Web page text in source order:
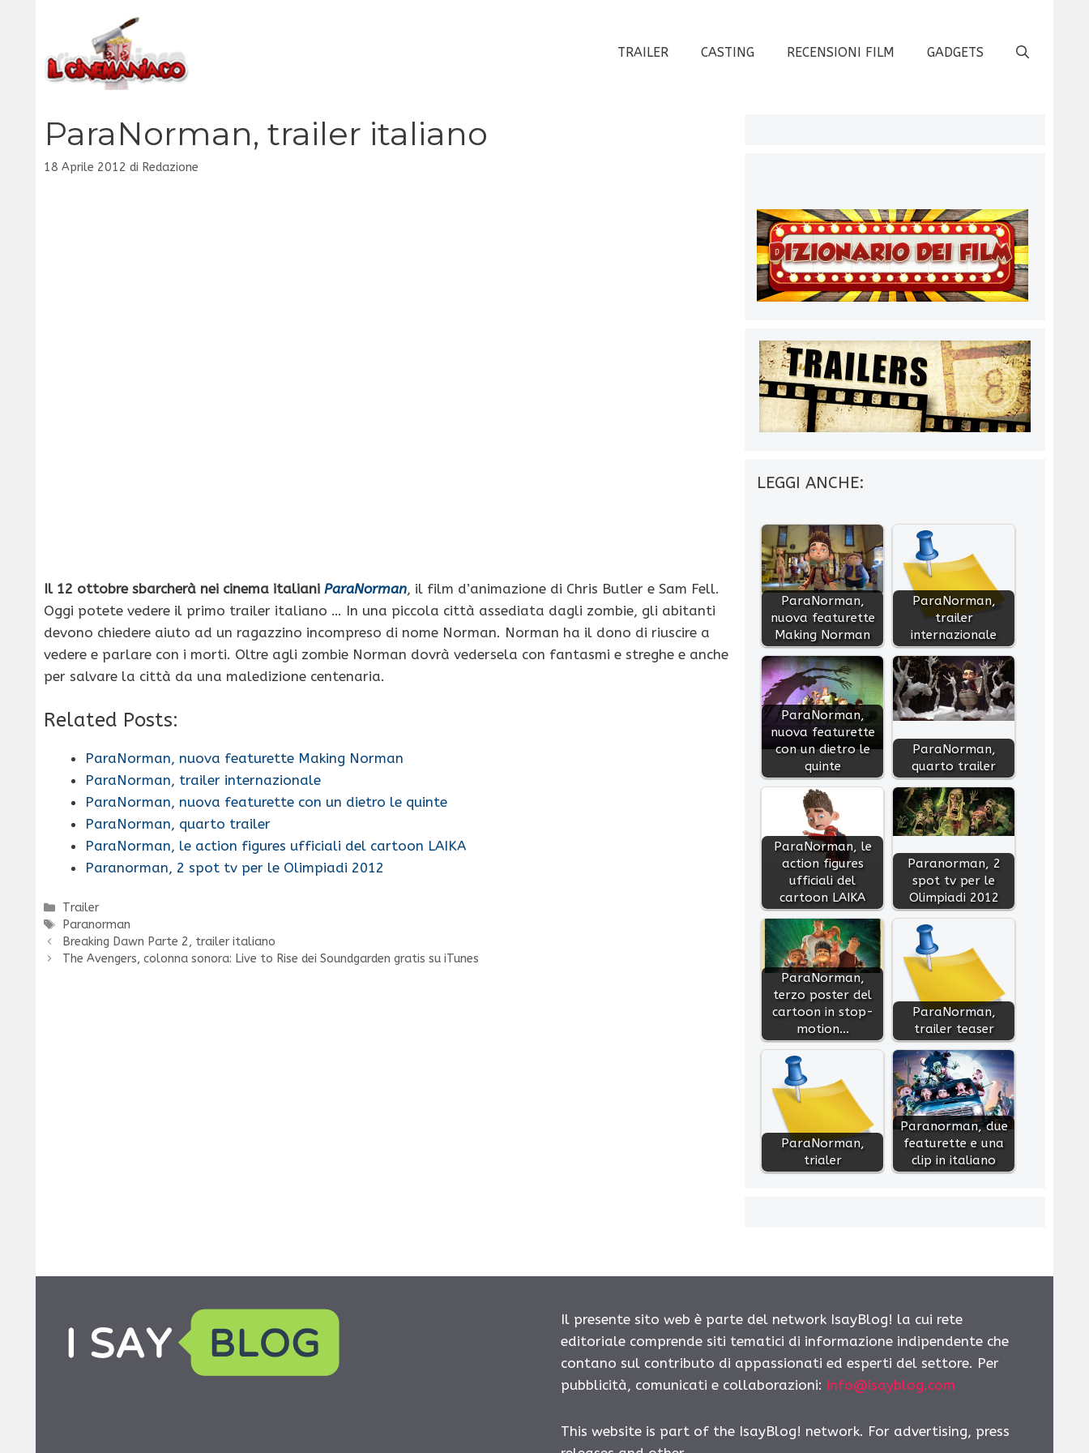
contenuto
TRAILER CASTING RECENSIONI FILM GADGETS
ParaNorman, trailer italiano
18 Aprile 2012 di Redazione
Il 12 ottobre sbarcherà nei cinema italiani ParaNorman, il film d’animazione di Chris Butler e Sam Fell.
Oggi potete vedere il primo trailer italiano … In una piccola città assediata dagli zombie, gli abitanti
devono chiedere aiuto ad un ragazzino incompreso di nome Norman. Norman ha il dono di riuscire a
vedere e parlare con i morti. Oltre agli zombie Norman dovrà vedersela con fantasmi e streghe e anche
per salvare la città da una maledizione centenaria.
Related Posts:
ParaNorman, nuova featurette Making Norman
ParaNorman, trailer internazionale
ParaNorman, nuova featurette con un dietro le quinte
ParaNorman, quarto trailer
ParaNorman, le action figures ufficiali del cartoon LAIKA
Paranorman, 2 spot tv per le Olimpiadi 2012
Categorie
Trailer
Tag
Paranorman
Breaking Dawn Parte 2, trailer italiano
The Avengers, colonna sonora: Live to Rise dei Soundgarden gratis su iTunes
LEGGI ANCHE:
ParaNorman,
nuova featurette
Making Norman
ParaNorman,
trailer
internazionale
ParaNorman,
nuova featurette
con un dietro le
quinte
ParaNorman,
quarto trailer
ParaNorman, le
action figures
ufficiali del
cartoon LAIKA
Paranorman, 2
spot tv per le
Olimpiadi 2012
ParaNorman,
terzo poster del
cartoon in stop-
motion…
ParaNorman,
trailer teaser
ParaNorman,
trialer
Paranorman, due
featurette e una
clip in italiano
Il presente sito web è parte del network IsayBlog! la cui rete
editoriale comprende siti tematici di informazione indipendente che
contano sul contributo di appassionati ed esperti del settore. Per
pubblicità, comunicati e collaborazioni: info@isayblog.com
This website is part of the IsayBlog! network. For advertising, press